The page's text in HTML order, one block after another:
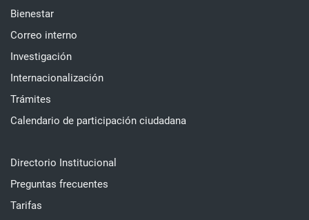
Bienestar
Correo interno
Investigación
Internacionalización
Trámites
Calendario de participación ciudadana
Directorio Institucional
Preguntas frecuentes
Tarifas